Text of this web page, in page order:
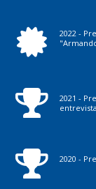
2022 -
2021 -
entrevista
2020 -